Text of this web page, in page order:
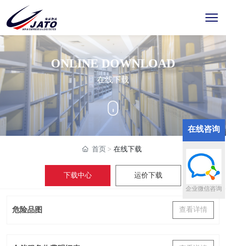
ONLINE DOWNLOAD
在线下载
首页 在线下载
下载中心 运价下载
危险品图 查看详情
在线咨询
企业微信咨询